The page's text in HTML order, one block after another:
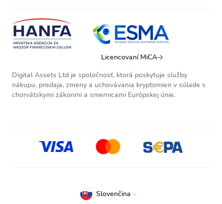
Licencovaní MiCA
Digital Assets Ltd je spoločnosť, ktorá poskytuje služby
nákupu, predaja, zmeny a uchovávania kryptomien v súlade s
chorvátskymi zákonmi a smernicami Európskej únie.
Slovenčina